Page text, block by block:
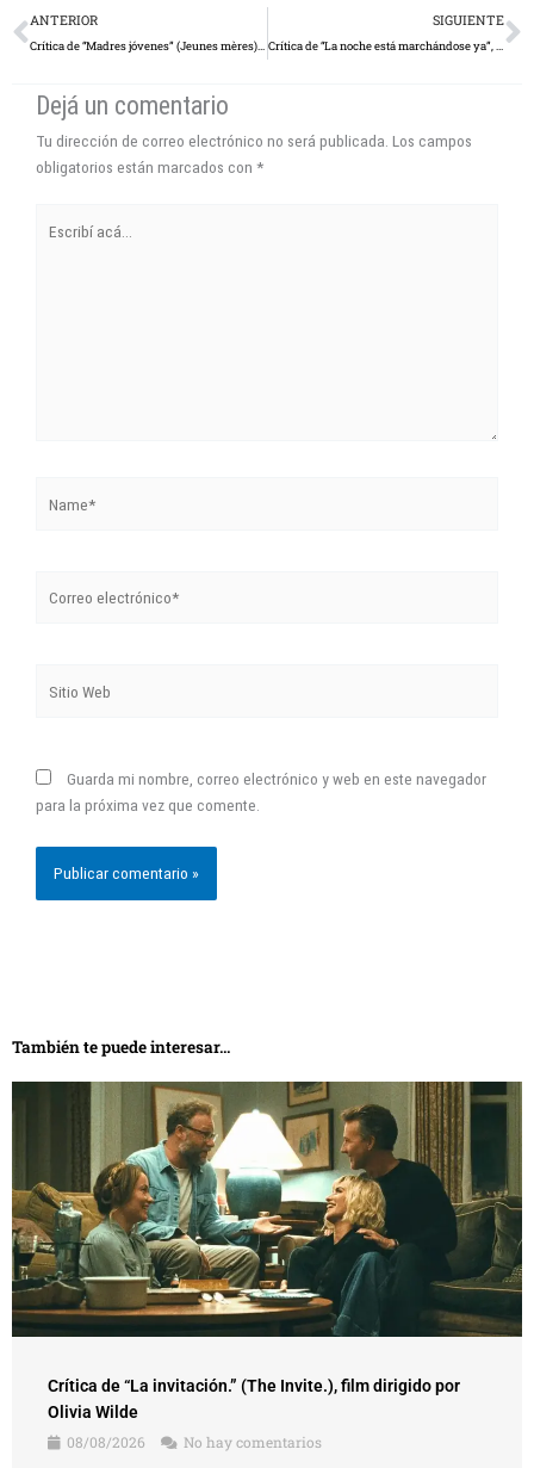
Prev
ANTERIOR
Crítica de “Madres jóvenes” (Jeunes mères), film codirigido por Jean-Pierre Dardenne y Luc Dardenne
SIGUIENTE
Crítica de “La noche está marchándose ya”, film dirigido por Ramiro Sonzini y Ezequiel Salinas
Dejá un comentario
Tu dirección de correo electrónico no será publicada. Los campos
obligatorios están marcados con *
acá...
electrónico*
Web
Guarda mi nombre, correo electrónico y web en este navegador
para la próxima vez que comente.
También te puede interesar...
Crítica de “La invitación.” (The Invite.), film dirigido por
Olivia Wilde
08/08/2026
No hay comentarios